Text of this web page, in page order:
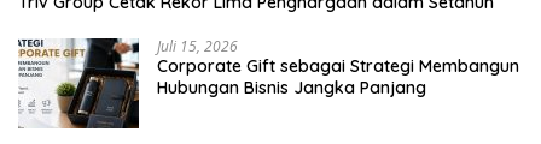
Juli 15, 2026
Corporate Gift sebagai Strategi Membangun
Hubungan Bisnis Jangka Panjang